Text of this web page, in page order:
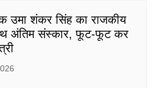
उमा शंकर सिंह का राजकीय
अंतिम संस्कार, फूट-फूट कर